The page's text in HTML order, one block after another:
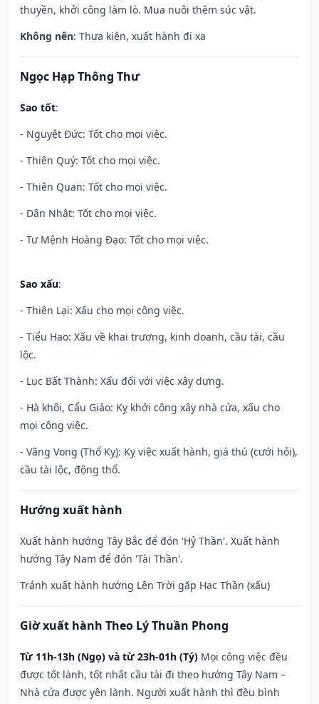
thuyền, khởi công làm lò. Mua nuôi thêm súc vật.
Không nên: Thưa kiện, xuất hành đi xa
Ngọc Hạp Thông Thư
Sao tốt:
- Nguyệt Đức: Tốt cho mọi việc.
- Thiên Quý: Tốt cho mọi việc.
- Thiên Quan: Tốt cho mọi việc.
- Dân Nhật: Tốt cho mọi việc.
- Tư Mệnh Hoàng Đạo: Tốt cho mọi việc.
Sao xấu:
- Thiên Lại: Xấu cho mọi công việc.
- Tiểu Hao: Xấu về khai trương, kinh doanh, cầu tài, cầu
lộc.
- Lục Bất Thành: Xấu đối với việc xây dựng.
- Hà khôi, Cẩu Giảo: Kỵ khởi công xây nhà cửa, xấu cho
mọi công việc.
- Vãng Vong (Thổ Kỵ): Kỵ việc xuất hành, giá thú (cưới hỏi),
cầu tài lộc, động thổ.
Hướng xuất hành
Xuất hành hướng Tây Bắc để đón 'Hỷ Thần'. Xuất hành
hướng Tây Nam để đón 'Tài Thần'.
Tránh xuất hành hướng Lên Trời gặp Hạc Thần (xấu)
Giờ xuất hành Theo Lý Thuần Phong
Từ 11h-13h (Ngọ) và từ 23h-01h (Tý) Mọi công việc đều
được tốt lành, tốt nhất cầu tài đi theo hướng Tây Nam –
Nhà cửa được yên lành. Người xuất hành thì đều bình